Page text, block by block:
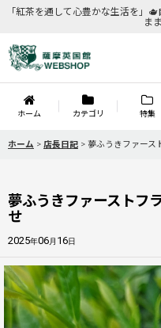
「紅茶を通して心豊かな生活を」
ま
ホーム カテゴリ 特集
ホーム > 店長日記 > 夢ふうきファー
夢ふうきファーストフ
せ
2025年06月 16日